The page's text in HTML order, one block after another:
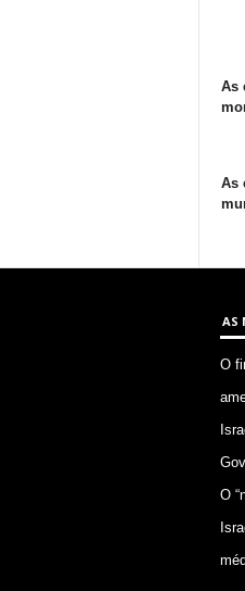
As
As
AS
O
O